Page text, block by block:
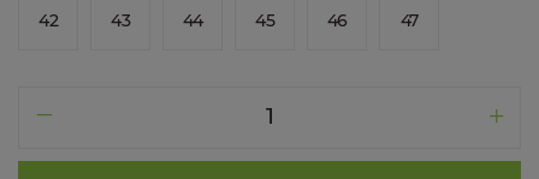
42 43 44 45 46 47